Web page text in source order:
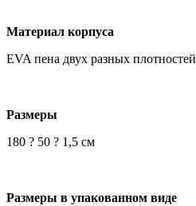
Материал корпуса
EVA пена двух разных плотностей
Размеры
180 ? 50 ? 1,5 cм
Размеры в упакованном виде